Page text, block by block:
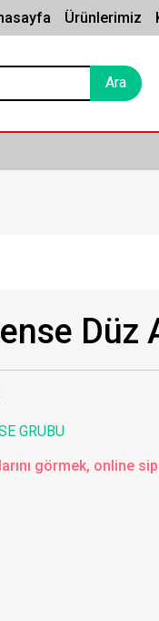
Ürünlerimiz
Düz
GRUBU
görmek, online